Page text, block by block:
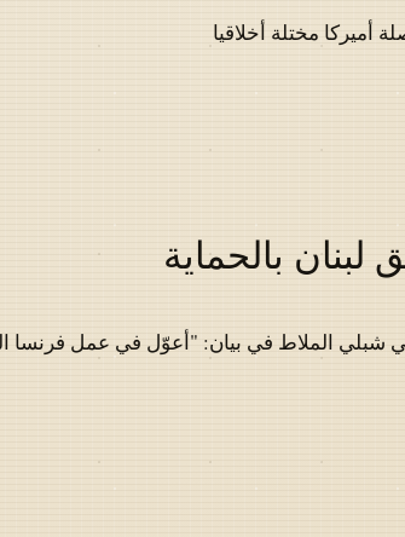
أميركا مختلة أخلاقيا
بالحماية
شبلي الملاط في بيان: "أعوّل في عمل فرنسا